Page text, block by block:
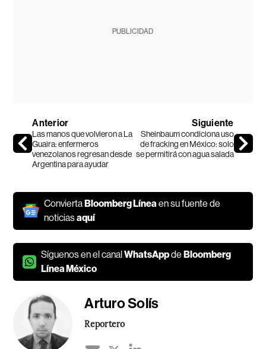
PUBLICIDAD
Anterior
Las manos que volvieron a La
Guaira: enfermeros
venezolanos regresan desde
Argentina para ayudar
Siguiente
Sheinbaum condiciona uso
de fracking en México: solo
se permitirá con agua salada
ConviertaBloomberg Línea en su fuente de
noticiasaquí
Síguenos en el canalWhatsAppdeBloomberg
Línea México
Arturo Solís
Reportero